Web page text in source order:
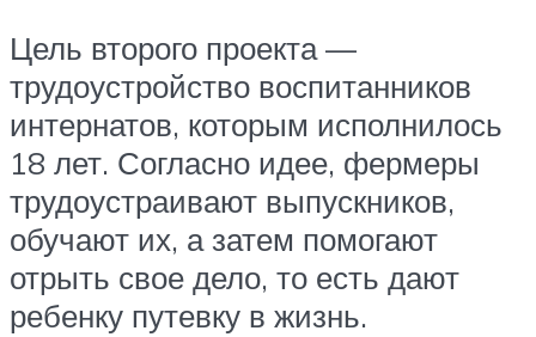
Цель второго проекта —
трудоустройство воспитанников
интернатов, которым исполнилось
18 лет. Согласно идее, фермеры
трудоустраивают выпускников,
обучают их, а затем помогают
отрыть свое дело, то есть дают
ребенку путевку в жизнь.